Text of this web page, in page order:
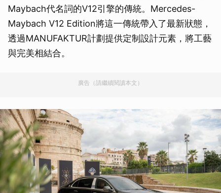
Maybach代名詞的V12引擎的傳統。Mercedes-
Maybach V12 Edition將這一傳統帶入了最新狀態，
透過MANUFAKTUR計劃提供定制設計元素，將工藝
與完美相結合。
廣告（請繼續閱讀本文）